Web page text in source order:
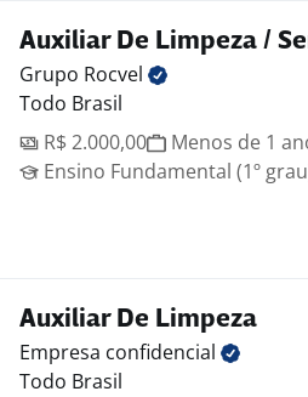
Auxiliar De Limpeza /
Grupo Rocvel
Todo Brasil
R$ 2.000,00
Menos de 1
Ensino Fundamental (1º
Auxiliar De Limpeza
Empresa confidencial
Todo Brasil